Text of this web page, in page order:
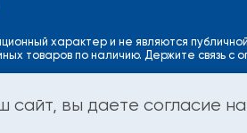
характер и не являются
товаров по наличию. Держите связь с
вы даете согласие